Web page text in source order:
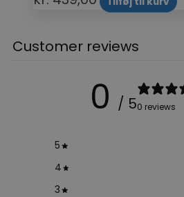
Customer reviews
0 / 50 reviews
5
4
3